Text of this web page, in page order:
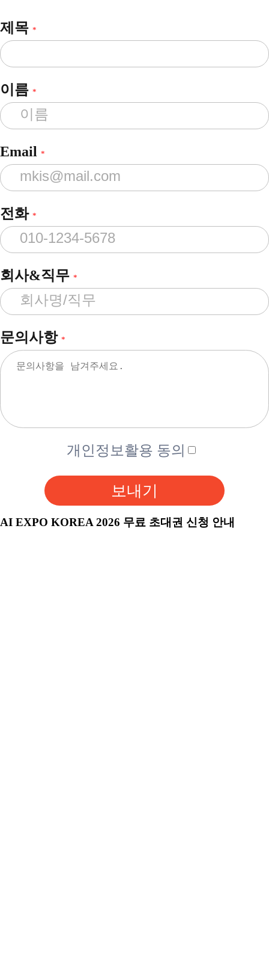
제목 *
이름 *
Email *
전화 *
회사&직무 *
문의사항 *
개인정보활용 동의
보내기
AI EXPO KOREA 2026 무료 초대권 신청 안내